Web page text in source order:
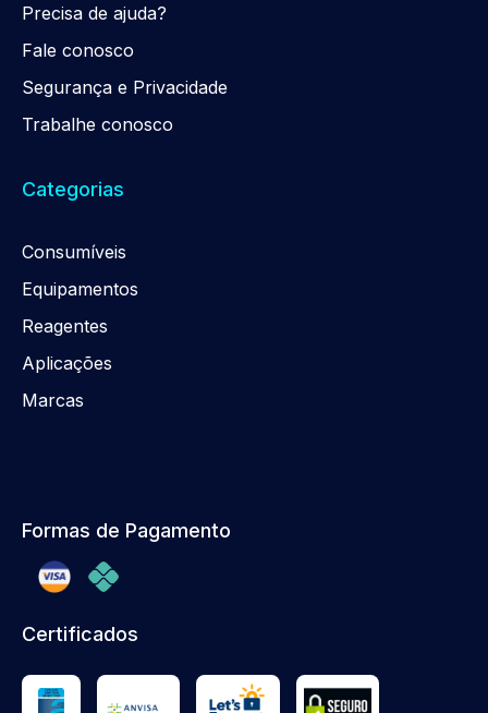
Precisa de ajuda?
Fale conosco
Segurança e Privacidade
Trabalhe conosco
Categorias
Consumíveis
Equipamentos
Reagentes
Aplicações
Marcas
Formas de Pagamento
Certificados